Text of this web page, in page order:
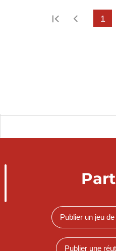
Première
Page
1
Publier un jeu
Publier une